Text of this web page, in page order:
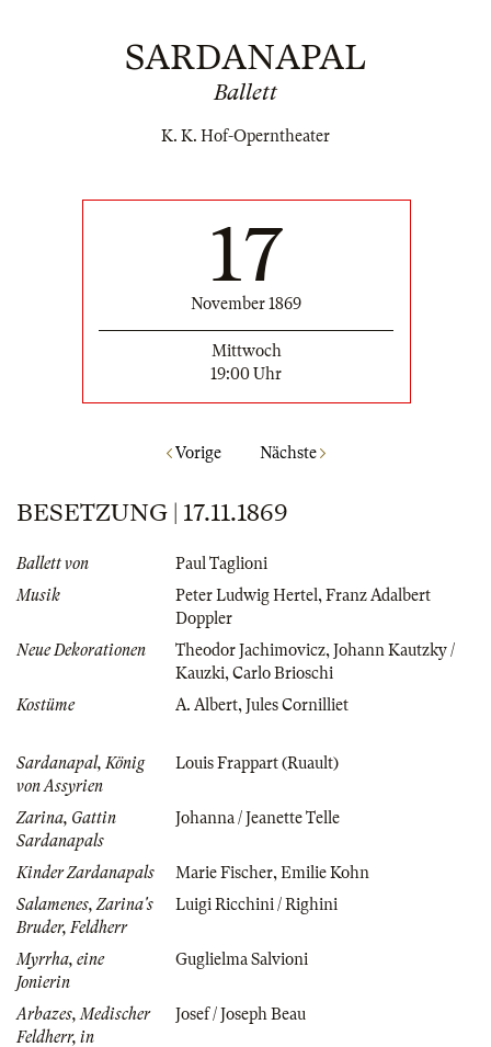
SARDANAPAL
Ballett
K. K. Hof-Operntheater
17
November 1869
Mittwoch
19:00 Uhr
Vorige Nächste
BESETZUNG | 17.11.1869
Ballett von
Paul Taglioni
Musik
Peter Ludwig Hertel , Franz Adalbert
Doppler
Neue Dekorationen
Theodor Jachimovicz, Johann Kautzky /
Kauzki, Carlo Brioschi
Kostüme
A. Albert, Jules Cornilliet
Sardanapal, König
von Assyrien
Louis Frappart (Ruault)
Zarina, Gattin
Sardanapals
Johanna / Jeanette Telle
Kinder Zardanapals Marie Fischer, Emilie Kohn
Salamenes, Zarina's
Bruder, Feldherr
Luigi Ricchini / Righini
Myrrha, eine
Jonierin
Guglielma Salvioni
Arbazes, Medischer
Feldherr, in
Josef / Joseph Beau